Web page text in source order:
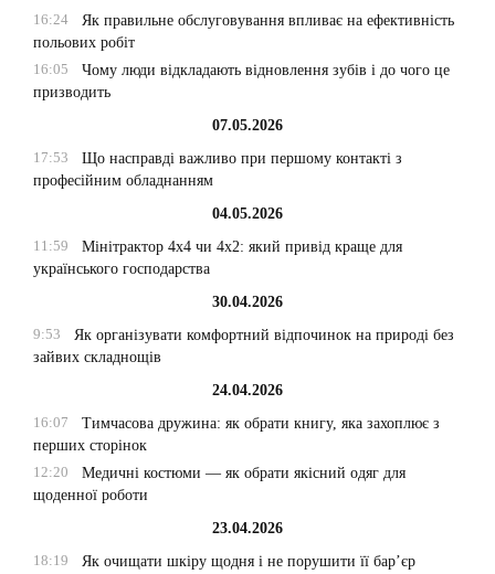
16:24
Як правильне обслуговування впливає на ефективність
польових робіт
16:05
Чому люди відкладають відновлення зубів і до чого це
призводить
07.05.2026
17:53
Що насправді важливо при першому контакті з
професійним обладнанням
04.05.2026
11:59
Мінітрактор 4х4 чи 4х2: який привід краще для
українського господарства
30.04.2026
9:53
Як організувати комфортний відпочинок на природі без
зайвих складнощів
24.04.2026
16:07
Тимчасова дружина: як обрати книгу, яка захоплює з
перших сторінок
12:20
Медичні костюми — як обрати якісний одяг для
щоденної роботи
23.04.2026
18:19
Як очищати шкіру щодня і не порушити її бар’єр